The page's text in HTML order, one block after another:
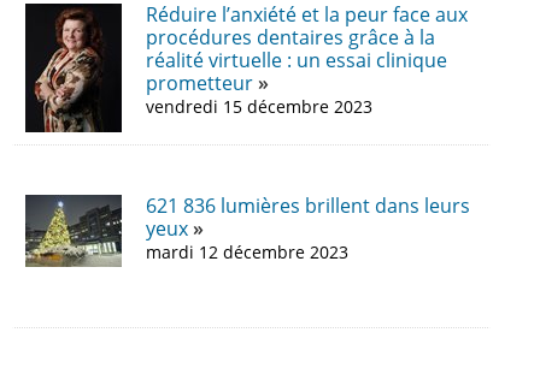
Réduire l’anxiété et la peur face aux
procédures dentaires grâce à la
réalité virtuelle : un essai clinique
prometteur
vendredi 15 décembre 2023
621 836 lumières brillent dans leurs
yeux
mardi 12 décembre 2023